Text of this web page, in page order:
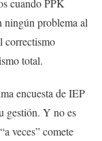
cuando PPK
ningún problema al
correctismo
total.
encuesta de IEP
gestión. Y no es
veces” comete